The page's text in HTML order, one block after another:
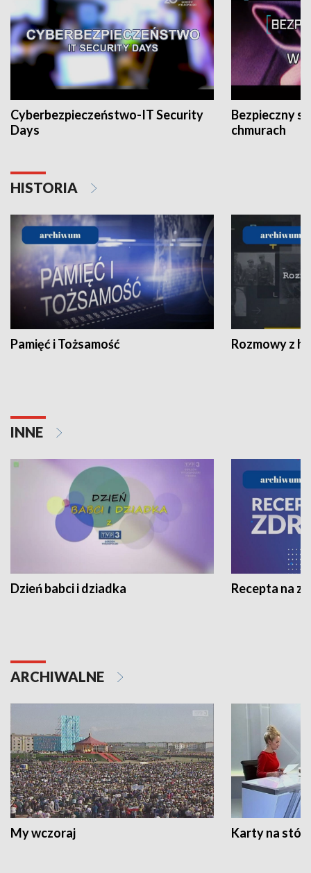
Cyberbezpieczeństwo-IT Security
Days
Bezpieczny
chmurach
HISTORIA
Pamięć i Tożsamość Rozmowy z
INNE
Dzień babci i dziadka Recepta na
ARCHIWALNE
My wczoraj Karty na